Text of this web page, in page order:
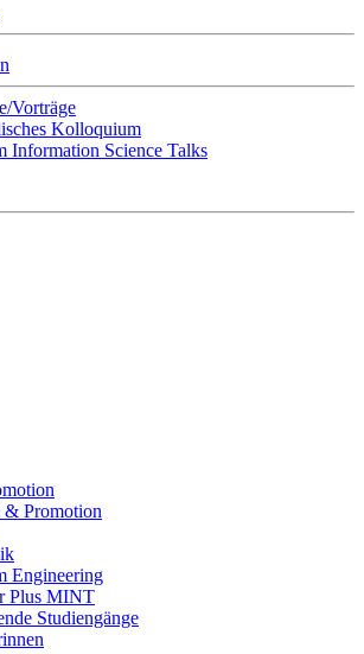
Vorträge
Kolloquium
Information Science Talks
& Promotion
Engineering
Plus MINT
Studiengänge